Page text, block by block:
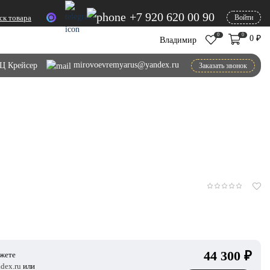
товара +7 920 620 00 90 Войти
Владимир
0 0 0 ₽
Крейсер mirovoevremyarus@yandex.ru Заказать звонок
или
44 300 ₽